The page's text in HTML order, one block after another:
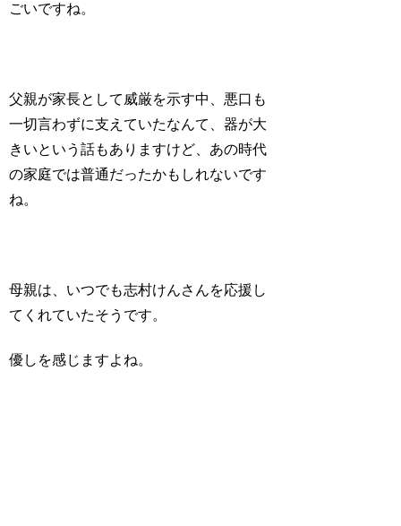
ごいですね。
父親が家長として威厳を示す中、悪口も
一切言わずに支えていたなんて、器が大
きいという話もありますけど、あの時代
の家庭では普通だったかもしれないです
ね。
母親は、いつでも志村けんさんを応援 し
てくれていたそうです。
優しを感じますよね。